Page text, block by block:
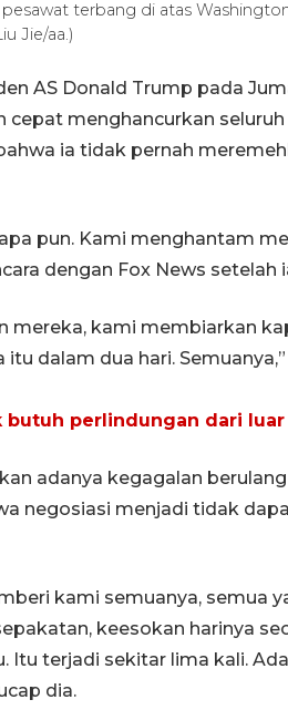
terbang di atas
Jie/aa.)
AS Donald Trump pada
cepat menghancurkan
ia tidak pernah
pun. Kami menghantam
dengan Fox News setelah
mereka, kami membiarkan
dalam dua hari.
butuh perlindungan dari luar
adanya kegagalan
negosiasi menjadi tidak
kami semuanya, semua
keesokan harinya
Itu terjadi sekitar lima kali.
dia.